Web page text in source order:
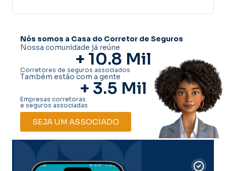
Nós somos a Casa do Corretor de Seguros
Nossa comunidade já reúne
+ 10.8 Mil
Corretores de seguros associados
Também estão com a gente
+ 3.5 Mil
Empresas corretoras
e seguros associadas
SEJA UM ASSOCIADO